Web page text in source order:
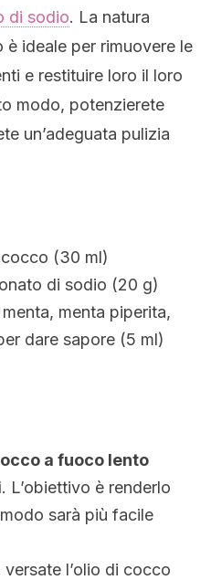
di sodio. La natura
ideale per rimuovere le
e restituire loro il loro
modo, potenzierete
un’adeguata pulizia
(30 ml)
di sodio (20 g)
menta piperita,
dare sapore (5 ml)
a fuoco lento
. L’obiettivo è renderlo
sarà più facile
l’olio di cocco